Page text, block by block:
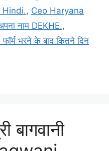
Hindi., Ceo Haryana
नाम DEKHE.,
भरने के बाद कितने दिन
बागवानी